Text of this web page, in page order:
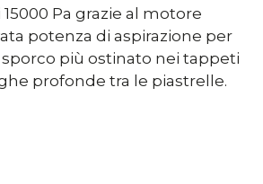
Pa grazie al motore
potenza di aspirazione per
più ostinato nei tappeti
profonde tra le piastrelle.